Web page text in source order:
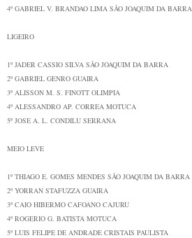
4º GABRIEL V. BRANDAO LIMA SÃO JOAQUIM DA BARRA
LIGEIRO
1º JADER CASSIO SILVA SÃO JOAQUIM DA BARRA
2º GABRIEL GENRO GUAIRA
3º ALISSON M. S. FINOTT OLIMPIA
4º ALESSANDRO AP. CORREA MOTUCA
5º JOSE A. L. CONDILU SERRANA
MEIO LEVE
1º THIAGO E. GOMES MENDES SÃO JOAQUIM DA BARRA
2º YORRAN STAFUZZA GUAIRA
3º CAIO HIBERMO CAFOANO CAJURU
4º ROGERIO G. BATISTA MOTUCA
5º LUIS FELIPE DE ANDRADE CRISTAIS PAULISTA